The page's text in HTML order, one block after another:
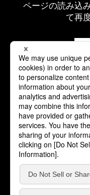
ページの読み込
て再